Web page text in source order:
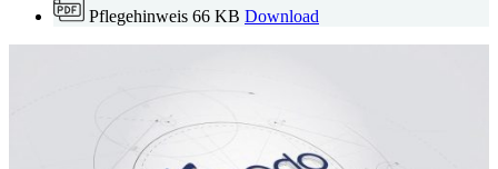
Klarglas